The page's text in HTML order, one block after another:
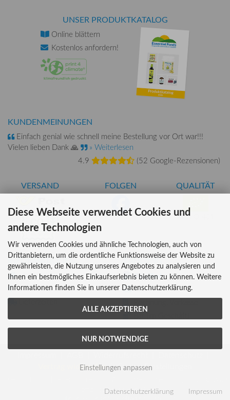
UNSER PRODUKTKATALOG
Online blättern
Kostenlos anfordern!
KUNDENMEINUNGEN
Einfach genial wie schnell meine Bestellung vor Ort war!!!
Vielen lieben Dank 🙏
» Weiterlesen
4.9
(52 Google-Rezensionen)
VERSAND FOLGEN QUALITÄT
AT-BIO-401
INFORMATIONEN
Über uns
Versandkosten
ZAHLUNG
Kreditkarte
Vertrag widerrufen
Cookie Einstellungen
| Template © 2026 by Karl
Diese Webseite verwendet Cookies und
andere Technologien
Wir verwenden Cookies und ähnliche Technologien, auch von
Drittanbietern, um die ordentliche Funktionsweise der Website zu
gewährleisten, die Nutzung unseres Angebotes zu analysieren und
Ihnen ein bestmögliches Einkaufserlebnis bieten zu können. Weitere
Informationen finden Sie in unserer Datenschutzerklärung.
ALLE AKZEPTIEREN
NUR NOTWENDIGE
Einstellungen anpassen
Datenschutzerklärung Impressum